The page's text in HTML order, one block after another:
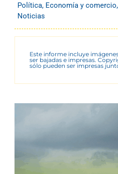
Política, Economía y comercio,
Noticias
Este informe incluye
ser bajadas e impresas.
sólo pueden ser impresas